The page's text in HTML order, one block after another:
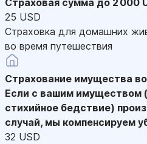
25 USD
Страховка для домашних
во время путешествия
Страхование имущества
Если с вашим имуществом
стихийное бедствие)
случай, мы компенсируем
32 USD